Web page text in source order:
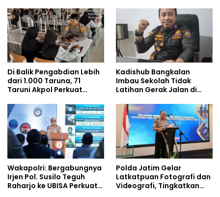
Di Balik Pengabdian Lebih
dari 1.000 Taruna, 71
Taruni Akpol Perkuat
Siswa Sekolah Rakyat
Kadishub Bangkalan
Imbau Sekolah Tidak
Latihan Gerak Jalan di
Wakapolri: Bergabungnya
Irjen Pol. Susilo Teguh
Raharjo ke UBISA Perkuat
Polda Jatim Gelar
Latkatpuan Fotografi dan
Videografi, Tingkatkan